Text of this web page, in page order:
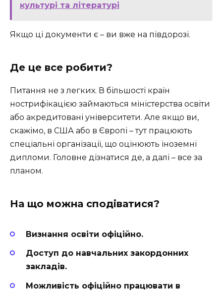
культурі та літературі
Якщо ці документи є – ви вже на півдорозі.
Де це все робити?
Питання не з легких. В більшості країн
нострифікацією займаються міністерства освіти
або акредитовані університети. Але якщо ви,
скажімо, в США або в Європі – тут працюють
спеціальні організації, що оцінюють іноземні
дипломи. Головне дізнатися де, а далі – все за
планом.
На що можна сподіватися?
Визнання освіти офіційно.
Доступ до навчальних закордонних
закладів.
Можливість офіційно працювати в